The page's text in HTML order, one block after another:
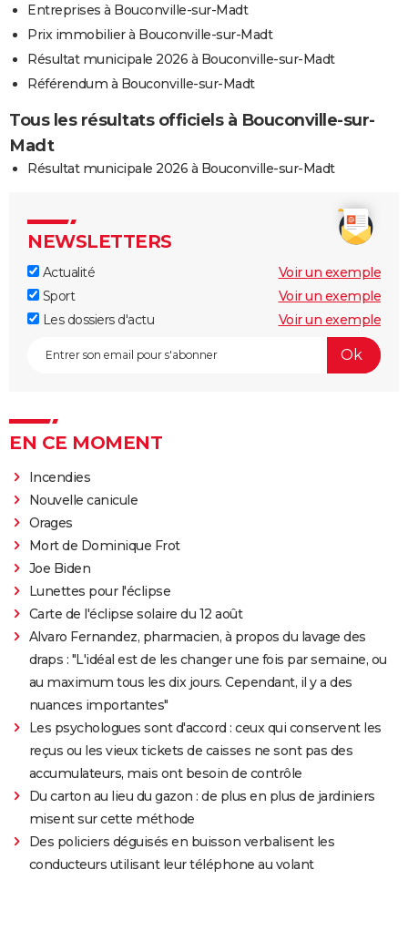
Entreprises à Bouconville-sur-Madt
Prix immobilier à Bouconville-sur-Madt
Résultat municipale 2026 à Bouconville-sur-Madt
Référendum à Bouconville-sur-Madt
Tous les résultats officiels à Bouconville-sur-
Madt
Résultat municipale 2026 à Bouconville-sur-Madt
NEWSLETTERS
Actualité
Voir un exemple
Sport
Voir un exemple
Les dossiers d'actu
Voir un exemple
EN CE MOMENT
Incendies
Nouvelle canicule
Orages
Mort de Dominique Frot
Joe Biden
Lunettes pour l'éclipse
Carte de l'éclipse solaire du 12 août
Alvaro Fernandez, pharmacien, à propos du lavage des
draps : "L'idéal est de les changer une fois par semaine, ou
au maximum tous les dix jours. Cependant, il y a des
nuances importantes"
Les psychologues sont d'accord : ceux qui conservent les
reçus ou les vieux tickets de caisses ne sont pas des
accumulateurs, mais ont besoin de contrôle
Du carton au lieu du gazon : de plus en plus de jardiniers
misent sur cette méthode
Des policiers déguisés en buisson verbalisent les
conducteurs utilisant leur téléphone au volant